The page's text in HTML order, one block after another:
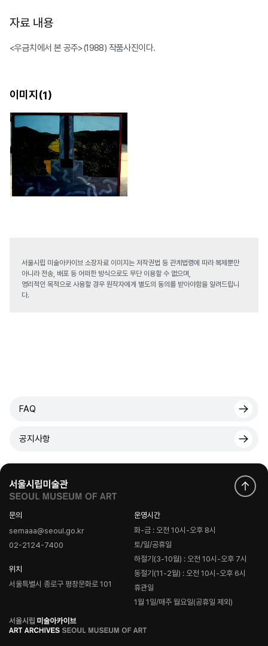
자료 내용
<우금치에서 본 공주>(1988) 작품사진이다.
이미지(1)
서울시립 미술아카이브 소장자료 이미지는 저작권법 등 관계법령에 따라 복제뿐만
아니라 전송, 배포 등 어떠한 방식으로도 무단 이용할 수 없으며,
영리적인 목적으로 사용할 경우 원작자에게 별도의 동의를 받아야함을 알려드립니
다.
FAQ
공지사항
문의
semaaa@seoul.go.kr
02-2124-7400
위치
서울특별시 종로구 평창문화로 101
운영시간
화-금 : 오전 10시-오후 8시
토/일/공휴일
하절기(3-10월) : 오전 10시-오후 7시
동절기(11-2월) : 오전 10시-오후 6시
휴관일
1월 1일/매주 월요일(공휴일 제외)
로
고